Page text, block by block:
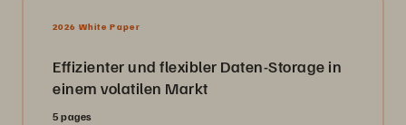
2026 White Paper
Effizienter und flexibler Daten-Storage in
einem volatilen Markt
5 pages